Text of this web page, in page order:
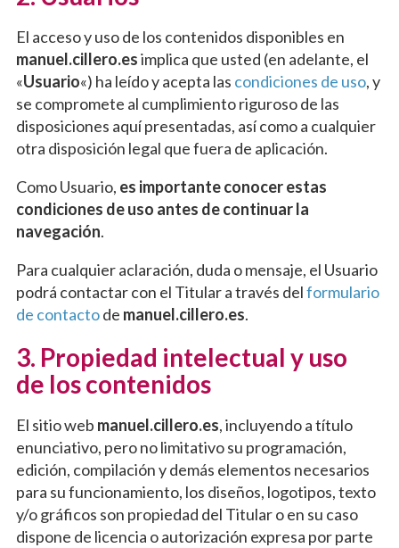
El acceso y uso de los contenidos disponibles en
manuel.cillero.esimplica que usted (en adelante, el
«Usuario«) ha leído y acepta las condiciones de uso, y
se compromete al cumplimiento riguroso de las
disposiciones aquí presentadas, así como a cualquier
otra disposición legal que fuera de aplicación.
Como Usuario, es importante conocer estas
condiciones de uso antes de continuar la
navegación.
Para cualquier aclaración, duda o mensaje, el Usuario
podrá contactar con el Titular a través delformulario
de contactode manuel.cillero.es.
3. Propiedad intelectual y uso
de los contenidos
El sitio web manuel.cillero.es, incluyendo a título
enunciativo, pero no limitativo su programación,
edición, compilación y demás elementos necesarios
para su funcionamiento, los diseños, logotipos, texto
y/o gráficos son propiedad del Titular o en su caso
dispone de licencia o autorización expresa por parte